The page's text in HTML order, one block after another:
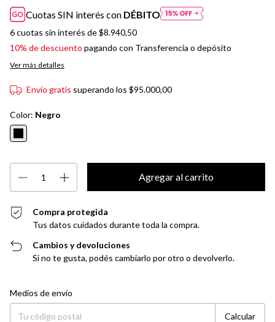
Cuotas SIN interés con DÉBITO
6cuotas sin interés de$8.940,50
10% de descuento pagando con Transferencia o depósito
Ver más detalles
Envío gratis superando los $95.000,00
Color: Negro
Compra protegida
Tus datos cuidados durante toda la compra.
Cambios y devoluciones
Si no te gusta, podés cambiarlo por otro o devolverlo.
Entregas para el CP:
Medios de envío
Calcular